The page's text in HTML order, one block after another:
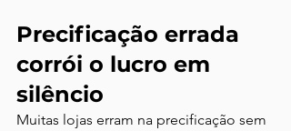
Precificação errada
corrói o lucro em
silêncio
Muitas lojas erram na precificação sem